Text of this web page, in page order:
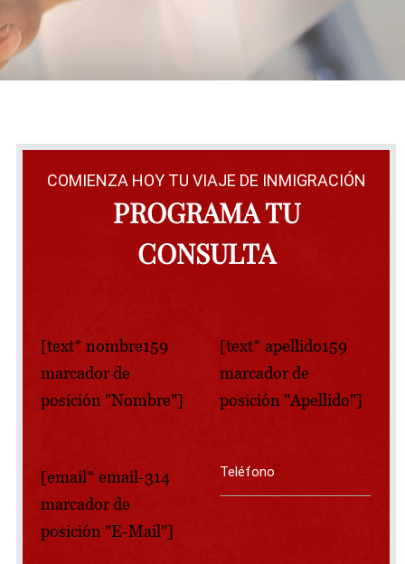
COMIENZA HOY TU VIAJE DE INMIGRACIÓN
PROGRAMA TU
CONSULTA
[text* nombre159
marcador de
posición "Nombre"]
[text* apellido159
marcador de
posición "Apellido"]
[email* email-314
marcador de
posición "E-Mail"]